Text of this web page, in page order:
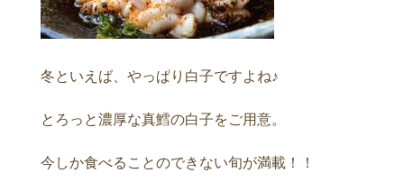
冬といえば、やっぱり白子ですよね♪
とろっと濃厚な真鱈の白子をご用意。
今しか食べることのできない旬が満載！！